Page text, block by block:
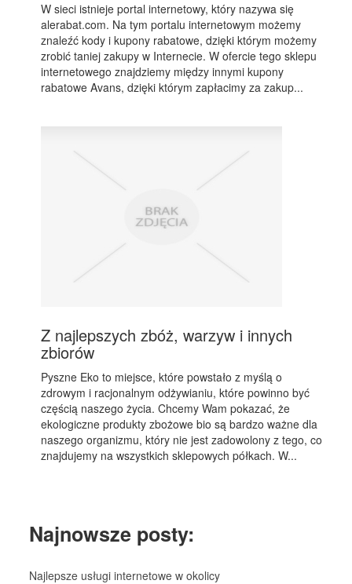
W sieci istnieje portal internetowy, który nazywa się
alerabat.com. Na tym portalu internetowym możemy
znaleźć kody i kupony rabatowe, dzięki którym możemy
zrobić taniej zakupy w Internecie. W ofercie tego sklepu
internetowego znajdziemy między innymi kupony
rabatowe Avans, dzięki którym zapłacimy za zakup...
Z najlepszych zbóż, warzyw i innych
zbiorów
Pyszne Eko to miejsce, które powstało z myślą o
zdrowym i racjonalnym odżywianiu, które powinno być
częścią naszego życia. Chcemy Wam pokazać, że
ekologiczne produkty zbożowe bio są bardzo ważne dla
naszego organizmu, który nie jest zadowolony z tego, co
znajdujemy na wszystkich sklepowych półkach. W...
Najnowsze posty:
Najlepsze usługi internetowe w okolicy